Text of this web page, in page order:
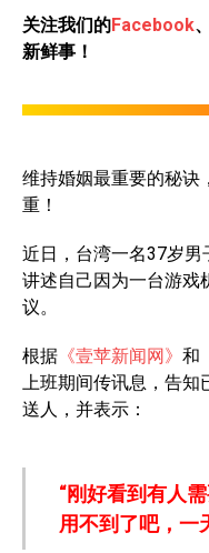
关注我们的Facebook、
新鲜事！
维持婚姻最重要的秘诀
重！
近日，台湾一名37岁
讲述自己因为一台游戏
议。
根据 《壹苹新闻网》 和
上班期间传讯息，告
送人，并表示：
“刚好看到有人
用不到了吧，一